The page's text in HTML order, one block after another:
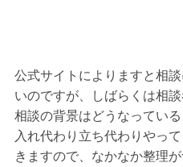
公式サイトによりますと相
いのですが、しばらくは相
相談の背景はどうなってい
入れ代わり立ち代わりやっ
きますので、なかなか整理が